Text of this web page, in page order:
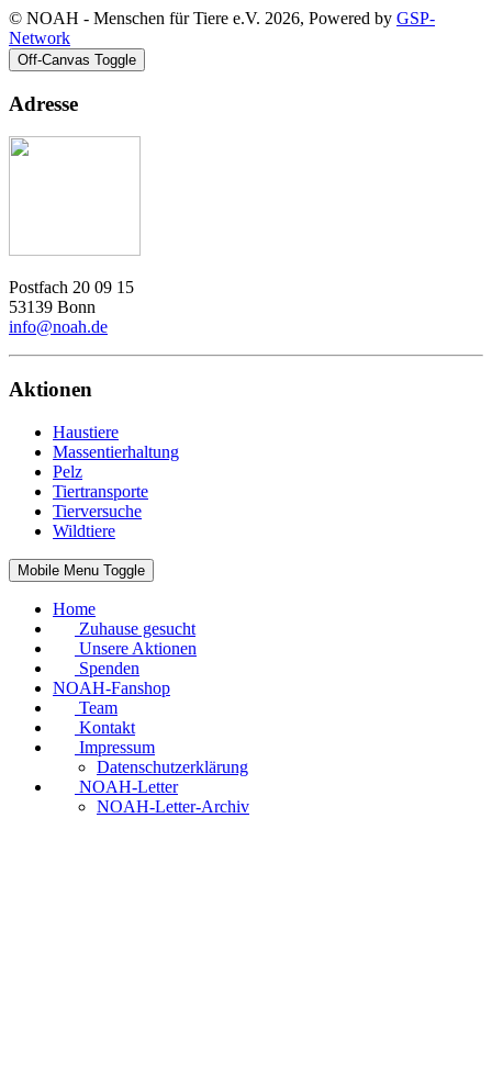
© NOAH - Menschen für Tiere e.V. 2026, Powered by GSP-
Network
Off-Canvas Toggle
Adresse
Postfach 20 09 15
53139 Bonn
info@noah.de
Aktionen
Haustiere
Massentierhaltung
Pelz
Tiertransporte
Tierversuche
Wildtiere
Mobile Menu Toggle
Home
Zuhause gesucht
Unsere Aktionen
Spenden
NOAH-Fanshop
Team
Kontakt
Impressum
Datenschutzerklärung
NOAH-Letter
NOAH-Letter-Archiv